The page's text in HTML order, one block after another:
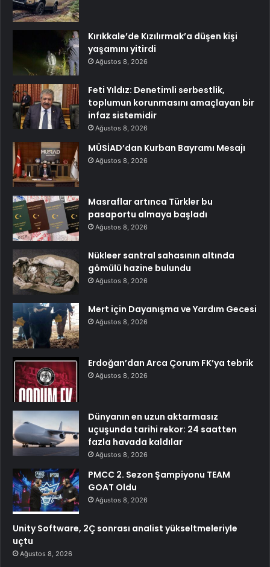
Kırıkkale’de Kızılırmak’a düşen kişi
yaşamını yitirdi
Ağustos 8, 2026
Feti Yıldız: Denetimli serbestlik,
toplumun korunmasını amaçlayan bir
infaz sistemidir
Ağustos 8, 2026
MÜSİAD’dan Kurban Bayramı Mesajı
Ağustos 8, 2026
Masraflar artınca Türkler bu
pasaportu almaya başladı
Ağustos 8, 2026
Nükleer santral sahasının altında
gömülü hazine bulundu
Ağustos 8, 2026
Mert için Dayanışma ve Yardım Gecesi
Ağustos 8, 2026
Erdoğan’dan Arca Çorum FK’ya tebrik
Ağustos 8, 2026
Dünyanın en uzun aktarmasız
uçuşunda tarihi rekor: 24 saatten
fazla havada kaldılar
Ağustos 8, 2026
PMCC 2. Sezon Şampiyonu TEAM
GOAT Oldu
Ağustos 8, 2026
Unity Software, 2Ç sonrası analist yükseltmeleriyle
uçtu
Ağustos 8, 2026